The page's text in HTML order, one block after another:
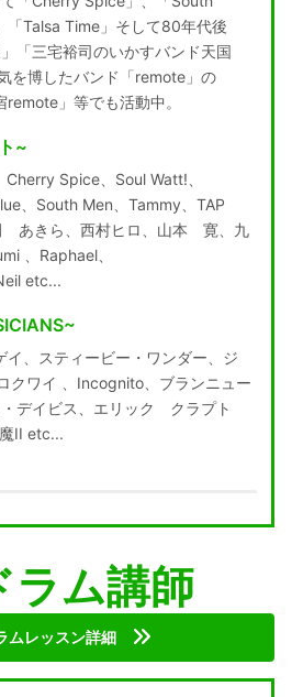
「Talsa Time」そして80年代後
「三宅裕司のいかすバンド天国
を博したバンド「remote」の
」等でも活動中。
~
Spice、Soul Watt!、
、South Men、Tammy、TAP
あきら、西村ヒロ、山本 寛、九
、Raphael、
etc...
イ、スティービー・ワンダー、ジ
クワイ 、Incognito、ブランニュー
デイビス、エリック クラプト
II etc...
ラム講師
ムレッスン詳細